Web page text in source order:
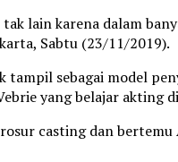
lain karena dalam
Sabtu (23/11/2019).
sebagai model
yang belajar akting
casting dan